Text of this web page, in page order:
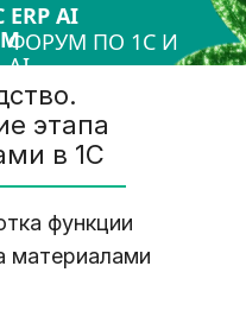
AI
ФОРУМ ПО 1С И
AI
этапа
в 1С
функции
материалами